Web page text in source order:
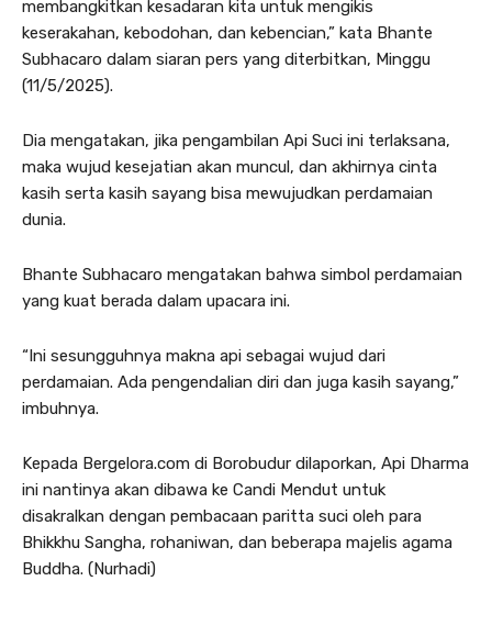
membangkitkan kesadaran kita untuk mengikis
keserakahan, kebodohan, dan kebencian,” kata Bhante
Subhacaro dalam siaran pers yang diterbitkan, Minggu
(11/5/2025).
Dia mengatakan, jika pengambilan Api Suci ini terlaksana,
maka wujud kesejatian akan muncul, dan akhirnya cinta
kasih serta kasih sayang bisa mewujudkan perdamaian
dunia.
Bhante Subhacaro mengatakan bahwa simbol perdamaian
yang kuat berada dalam upacara ini.
“Ini sesungguhnya makna api sebagai wujud dari
perdamaian. Ada pengendalian diri dan juga kasih sayang,”
imbuhnya.
Kepada Bergelora.com di Borobudur dilaporkan, Api Dharma
ini nantinya akan dibawa ke Candi Mendut untuk
disakralkan dengan pembacaan paritta suci oleh para
Bhikkhu Sangha, rohaniwan, dan beberapa majelis agama
Buddha. (Nurhadi)